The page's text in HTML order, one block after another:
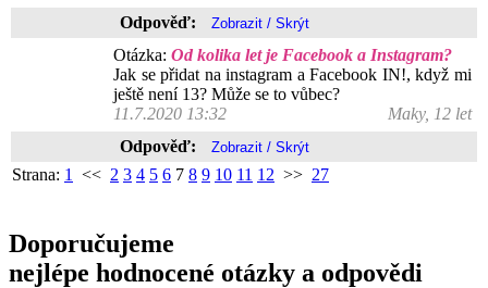
Odpověď:
Otázka: Od kolika let je Facebook a Instagram?
Jak se přidat na instagram a Facebook IN!, když mi
ještě není 13? Může se to vůbec?
11.7.2020 13:32
Maky, 12 let
Odpověď:
Strana: 1 << 2 3 4 5 6 7 8 9 10 11 12 >> 27
Doporučujeme
nejlépe hodnocené otázky a odpovědi